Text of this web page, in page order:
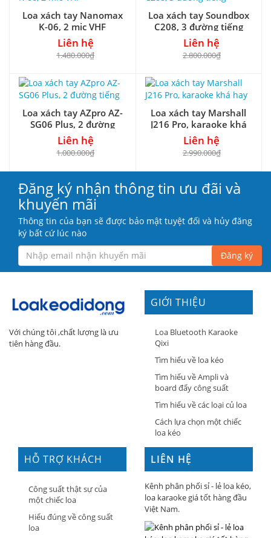
Loa xách tay Nanomax
K-06, 2 mic VHF
Liên hệ
1.480.000₫
Loa xách tay Soundbox
C208, 3 đường tiếng
Liên hệ
2.800.000₫
Loa xách tay AZpro AZ-
SG06 Plus, 2 đường
tiếng
Liên hệ
1.000.000₫
Loa xách tay Marshall
J216 Pro, karaoke khá
hay
Liên hệ
2.990.000₫
Đăng ký nhận thông tin ưu đãi và
khuyến mãi
Thông tin của bạn sẽ được bảo mật tuyệt đối và hủy đăng
ký bất cứ lúc nào
Đăng ký
Với chúng tôi ,chất lượng là ưu
tiên hàng đầu.
GIỚI THIỆU
Loa Bluetooth Karaoke
Qixi
Tìm hiểu về loa kéo
Tìm hiểu về Ampli và
board đẩy công suất
Tìm hiểu về các loại củ loa
Cách lựa chọn một chiếc
loa kéo
HỖ TRỢ KHÁCH
HÀNG
Công suất thật sự của
một chiếc loa
Hiểu đúng về công suất
loa
LIÊN HỆ
Kênh phân phối sỉ - lẻ loa kéo,
loa karaoke giá tốt hàng đầu
Việt Nam.